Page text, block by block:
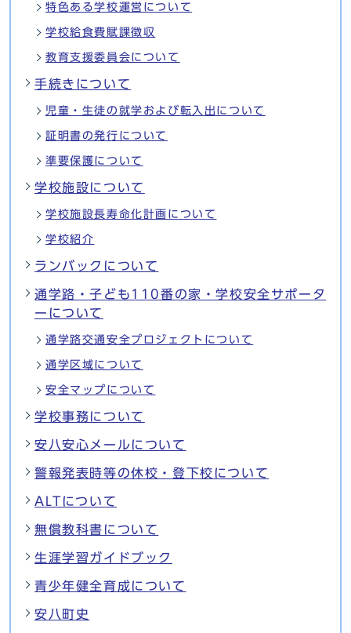
特色ある学校運営について
学校給食費賦課徴収
教育支援委員会について
手続きについて
児童・生徒の就学および転入出について
証明書の発行について
準要保護について
学校施設について
学校施設長寿命化計画について
学校紹介
ランバックについて
通学路・子ども110番の家・学校安全サポータ
ーについて
通学路交通安全プロジェクトについて
通学区域について
安全マップについて
学校事務について
安八安心メールについて
警報発表時等の休校・登下校について
ALTについて
無償教科書について
生涯学習ガイドブック
青少年健全育成について
安八町史